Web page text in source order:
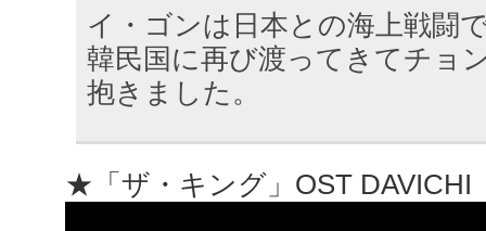
イ・ゴンは日本との海上戦闘
韓民国に再び渡ってきてチョ
抱きました。
★「ザ・キング」OST DAVICHI